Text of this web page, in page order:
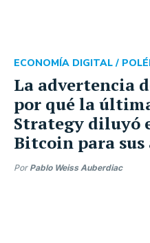
La advertencia
por qué la
Strategy diluyó
Bitcoin para
ECONOMÍA DIGITAL /
Por Pablo Weiss Auberdiac